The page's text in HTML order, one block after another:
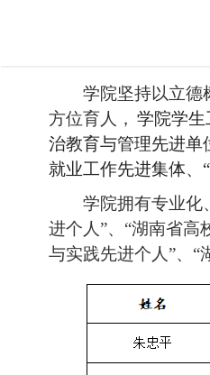
学院坚持以立德
方位育人， 学院学生
治教育与管理先进单
就业工作先进集体、
学院拥有专业化
进个人”、“湖南省高
与实践先进个人”、“